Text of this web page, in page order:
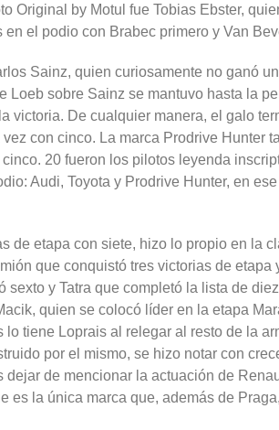
Original by Motul fue Tobias Ebster,
el podio con Brabec primero y Van
Sainz, quien curiosamente no ganó
sobre Sainz se mantuvo hasta la
De cualquier manera, el galo
con cinco. La marca Prodrive Hunter
20 fueron los pilotos leyenda
Audi, Toyota y Prodrive Hunter, en
de etapa con siete, hizo lo propio en la
que conquistó tres victorias de
y Tatra que completó la lista de
quien se colocó líder en la etapa
tiene Loprais al relegar al resto de la
por el mismo, se hizo notar con
de mencionar la actuación de
la única marca que, además de